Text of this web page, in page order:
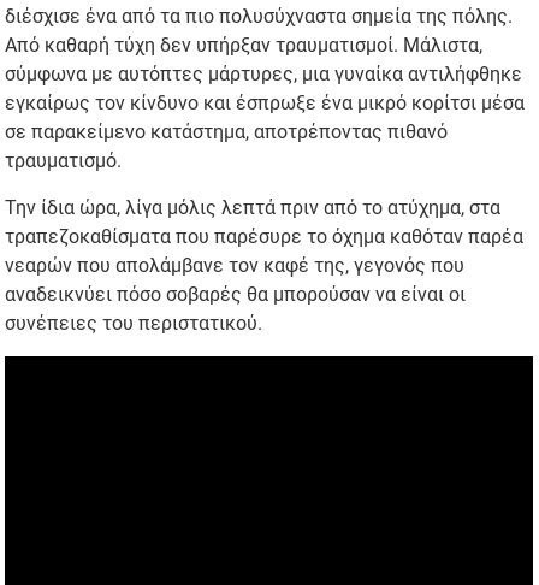
διέσχισε ένα από τα πιο πολυσύχναστα σημεία της πόλης.
Από καθαρή τύχη δεν υπήρξαν τραυματισμοί. Μάλιστα,
σύμφωνα με αυτόπτες μάρτυρες, μια γυναίκα αντιλήφθηκε
εγκαίρως τον κίνδυνο και έσπρωξε ένα μικρό κορίτσι μέσα
σε παρακείμενο κατάστημα, αποτρέποντας πιθανό
τραυματισμό.
Την ίδια ώρα, λίγα μόλις λεπτά πριν από το ατύχημα, στα
τραπεζοκαθίσματα που παρέσυρε το όχημα καθόταν παρέα
νεαρών που απολάμβανε τον καφέ της, γεγονός που
αναδεικνύει πόσο σοβαρές θα μπορούσαν να είναι οι
συνέπειες του περιστατικού.